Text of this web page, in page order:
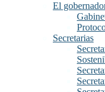
El
Secretarias